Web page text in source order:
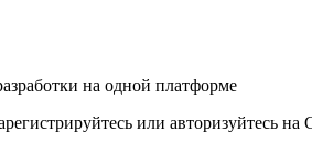
на одной платформе
или авторизуйтесь на